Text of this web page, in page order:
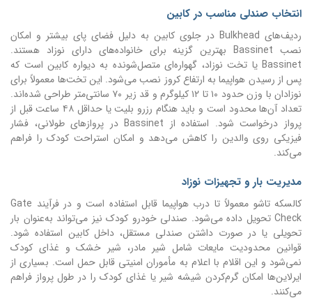
انتخاب صندلی مناسب در کابین
ردیف‌های Bulkhead در جلوی کابین به دلیل فضای پای بیشتر و امکان
نصب Bassinet بهترین گزینه برای خانواده‌های دارای نوزاد هستند.
Bassinet یا تخت نوزاد، گهواره‌ای متصل‌شونده به دیواره کابین است که
پس از رسیدن هواپیما به ارتفاع کروز نصب می‌شود. این تخت‌ها معمولاً برای
نوزادان با وزن حدود ۱۰ تا ۱۲ کیلوگرم و قد زیر ۷۰ سانتی‌متر طراحی شده‌اند.
تعداد آن‌ها محدود است و باید هنگام رزرو بلیت یا حداقل ۴۸ ساعت قبل از
پرواز درخواست شود. استفاده از Bassinet در پروازهای طولانی، فشار
فیزیکی روی والدین را کاهش می‌دهد و امکان استراحت کودک را فراهم
می‌کند.
مدیریت بار و تجهیزات نوزاد
کالسکه تاشو معمولاً تا درب هواپیما قابل استفاده است و در فرآیند Gate
Check تحویل داده می‌شود. صندلی خودرو کودک نیز می‌تواند به‌عنوان بار
تحویلی یا در صورت داشتن صندلی مستقل، داخل کابین استفاده شود.
قوانین محدودیت مایعات شامل شیر مادر، شیر خشک و غذای کودک
نمی‌شود و این اقلام با اعلام به مأموران امنیتی قابل حمل است. بسیاری از
ایرلاین‌ها امکان گرم‌کردن شیشه شیر یا غذای کودک را در طول پرواز فراهم
می‌کنند.